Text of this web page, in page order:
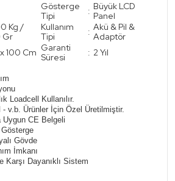
Gösterge
Tipi
: Büyük LCD
Panel
Kg /
Gr
Kullanım
Tipi
: Akü & Pil &
Adaptör
100 Cm Garanti
Süresi
: 2 Yıl
Loadcell Kullanılır.
v.b. Ürünler İçin Özel Üretilmiştir.
Uygun CE Belgeli
Gövde
İmkanı
Karşı Dayanıklı Sistem